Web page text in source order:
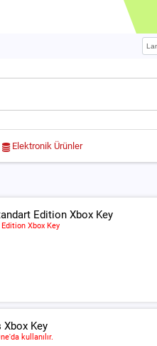
Elektronik Ürünler
Edition Xbox Key
Xbox Key
Xbox Key
kullanılır.